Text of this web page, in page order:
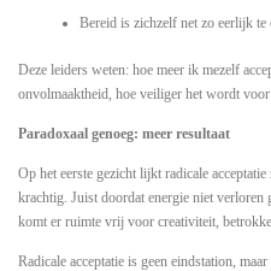
Bereid is zichzelf net zo eerlijk
Deze leiders weten: hoe meer ik mezelf
onvolmaaktheid, hoe veiliger het wordt voor
Paradoxaal genoeg: meer resultaat
Op het eerste gezicht lijkt radicale
krachtig. Juist doordat energie niet verloren
komt er ruimte vrij voor creativiteit,
Radicale acceptatie is geen eindstation,